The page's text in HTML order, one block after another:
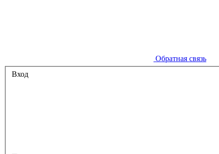
Обратная связь
Вход